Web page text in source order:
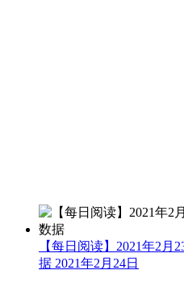
【每日阅读】2021年2
据 2021年2月24日